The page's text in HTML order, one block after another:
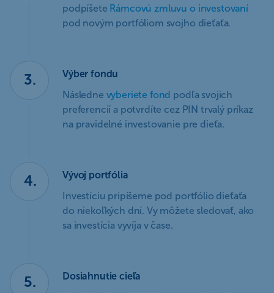
podpíšete Rámcovú zmluvu o investovaní
pod novým portfóliom svojho dieťaťa.
3.
Výber fondu
Následne vyberiete fond podľa svojich
preferencií a potvrdíte cez PIN trvalý príkaz
na pravidelné investovanie pre dieťa.
4.
Vývoj portfólia
Investíciu pripíšeme pod portfólio dieťaťa
do niekoľkých dní. Vy môžete sledovať, ako
sa investícia vyvíja v čase.
5.
Dosiahnutie cieľa